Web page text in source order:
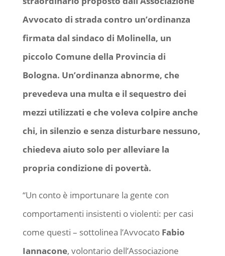
Avvocato di strada contro un’ordinanza
firmata dal sindaco di Molinella, un
piccolo Comune della Provincia di
Bologna. Un’ordinanza abnorme, che
prevedeva una multa e il sequestro dei
mezzi utilizzati e che voleva colpire anche
chi, in silenzio e senza disturbare nessuno,
chiedeva aiuto solo per alleviare la
propria condizione di povertà.
“Un conto è importunare la gente con
comportamenti insistenti o violenti: per casi
come questi – sottolinea l’AvvocatoFabio
Iannacone, volontario dell’Associazione